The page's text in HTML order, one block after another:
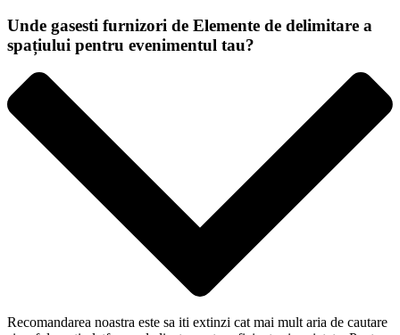
Unde gasesti furnizori de Elemente de delimitare a
spațiului pentru evenimentul tau?
Recomandarea noastra este sa iti extinzi cat mai mult aria de cautare